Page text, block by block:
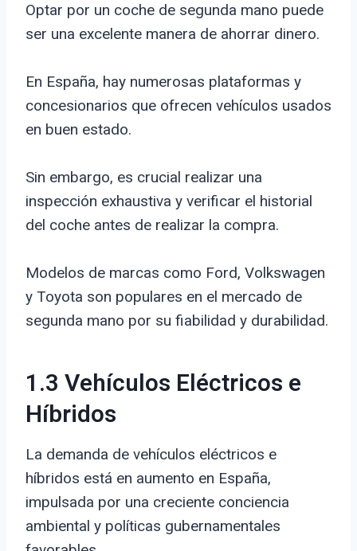
Optar por un coche de segunda mano puede
ser una excelente manera de ahorrar dinero.
En España, hay numerosas plataformas y
concesionarios que ofrecen vehículos usados
en buen estado.
Sin embargo, es crucial realizar una
inspección exhaustiva y verificar el historial
del coche antes de realizar la compra.
Modelos de marcas como Ford, Volkswagen
y Toyota son populares en el mercado de
segunda mano por su fiabilidad y durabilidad.
1.3 Vehículos Eléctricos e
Híbridos
La demanda de vehículos eléctricos e
híbridos está en aumento en España,
impulsada por una creciente conciencia
ambiental y políticas gubernamentales